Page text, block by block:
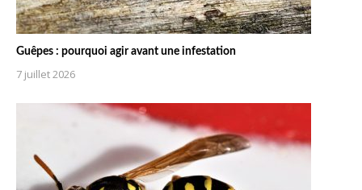
Guêpes : pourquoi agir avant une infestation
7 juillet 2026